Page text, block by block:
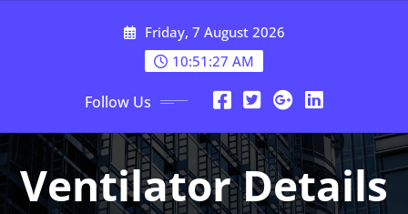
Friday, 7 August 2026
10:51:28 AM
Follow Us
Ventilator Details